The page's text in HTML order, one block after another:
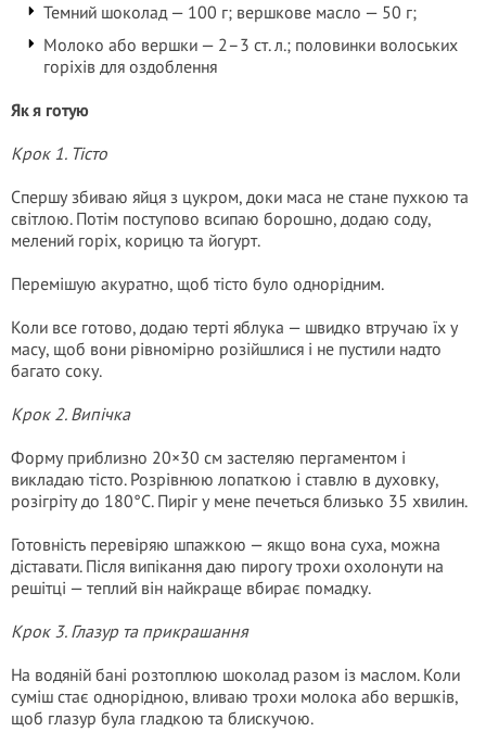
Темний шоколад — 100 г; вершкове масло — 50 г;
Молоко або вершки — 2–3 ст. л.; половинки волоських
горіхів для оздоблення
Як я готую
Крок 1. Тісто
Спершу збиваю яйця з цукром, доки маса не стане пухкою та
світлою. Потім поступово всипаю борошно, додаю соду,
мелений горіх, корицю та йогурт.
Перемішую акуратно, щоб тісто було однорідним.
Коли все готово, додаю терті яблука — швидко втручаю їх у
масу, щоб вони рівномірно розійшлися і не пустили надто
багато соку.
Крок 2. Випічка
Форму приблизно 20×30 см застеляю пергаментом і
викладаю тісто. Розрівнюю лопаткою і ставлю в духовку,
розігріту до 180°C. Пиріг у мене печеться близько 35 хвилин.
Готовність перевіряю шпажкою — якщо вона суха, можна
діставати. Після випікання даю пирогу трохи охолонути на
решітці — теплий він найкраще вбирає помадку.
Крок 3. Глазур та прикрашання
На водяній бані розтоплюю шоколад разом із маслом. Коли
суміш стає однорідною, вливаю трохи молока або вершків,
щоб глазур була гладкою та блискучою.